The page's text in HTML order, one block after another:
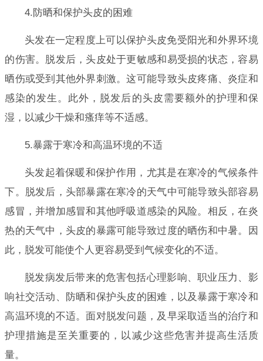
4.防晒和保护头皮的困难
头发在一定程度上可以保护头皮免受阳光和外界环境
的伤害。脱发后，头皮处于更敏感和易受损的状态，容易
晒伤或受到其他外界刺激。这可能导致头皮疼痛、炎症和
感染的发生。此外，脱发后的头皮需要额外的护理和保
湿，以减少干燥和瘙痒等不适感。
5.暴露于寒冷和高温环境的不适
头发起着保暖和保护作用，尤其是在寒冷的气候条件
下。脱发后，头部暴露在寒冷的天气中可能导致头部容易
感冒，并增加感冒和其他呼吸道感染的风险。相反，在炎
热的天气中，头皮的暴露可能导致过度的晒伤和中暑。因
此，脱发可能使个人更容易受到气候变化的不适。
脱发病发后带来的危害包括心理影响、职业压力、影
响社交活动、防晒和保护头皮的困难，以及暴露于寒冷和
高温环境的不适。面对脱发问题，及早采取适当的治疗和
护理措施是至关重要的，以减少这些危害并提高生活质
量。